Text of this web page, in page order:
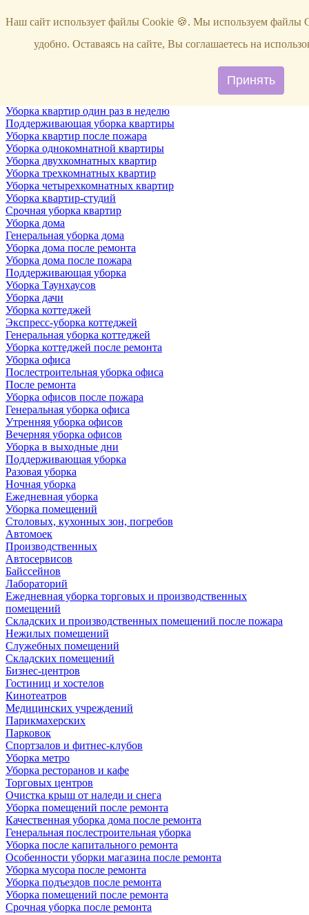
Уборка
Уборка снега
Уборка квартир один раз в неделю
Поддерживающая уборка квартиры
Уборка квартир после пожара
Уборка однокомнатной квартиры
Уборка двухкомнатных квартир
Уборка трехкомнатных квартир
Уборка четырехкомнатных квартир
Уборка квартир-студий
Срочная уборка квартир
Уборка дома
Генеральная уборка дома
Уборка дома после ремонта
Уборка дома после пожара
Поддерживающая уборка
Уборка Таунхаусов
Уборка дачи
Уборка коттеджей
Экспресс-уборка коттеджей
Генеральная уборка коттеджей
Уборка коттеджей после ремонта
Уборка офиса
Послестроительная уборка офиса
После ремонта
Уборка офисов после пожара
Генеральная уборка офиса
Утренняя уборка офисов
Вечерняя уборка офисов
Уборка в выходные дни
Поддерживающая уборка
Разовая уборка
Ночная уборка
Ежедневная уборка
Уборка помещений
Столовых, кухонных зон, погребов
Автомоек
Производственных
Автосервисов
Байссейнов
Лабораторий
Ежедневная уборка торговых и производственных
помещений
Складских и производственных помещений после пожара
Нежилых помещений
Служебных помещений
Складских помещений
Бизнес-центров
Гостиниц и хостелов
Кинотеатров
Медицинских учреждений
Парикмахерских
Парковок
Спортзалов и фитнес-клубов
Уборка метро
Уборка ресторанов и кафе
Торговых центров
Очистка крыш от наледи и снега
Уборка помещений после ремонта
Качественная уборка дома после ремонта
Генеральная послестроительная уборка
Уборка после капитального ремонта
Особенности уборки магазина после ремонта
Уборка мусора после ремонта
Уборка подъездов после ремонта
Уборка помещений после ремонта
Срочная уборка после ремонта
Наш сайт использует файлы Cookie 🍪. Мы используем файлы
удобно. Оставаясь на сайте, Вы соглашаетесь на
Принять